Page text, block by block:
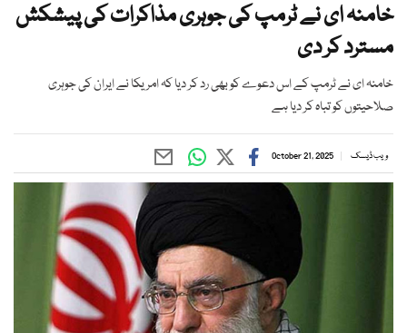
خامنہ ای نے ٹرمپ کی جوہری مذاکرات کی پیشکش
مسترد کر دی
خامنہ ای نے ٹرمپ کے اس دعوے کو بھی رد کر دیا کہ امریکا نے ایران کی جوہری
صلاحیتوں کو تباہ کر دیا ہے
ویب ڈیسک October 21, 2025